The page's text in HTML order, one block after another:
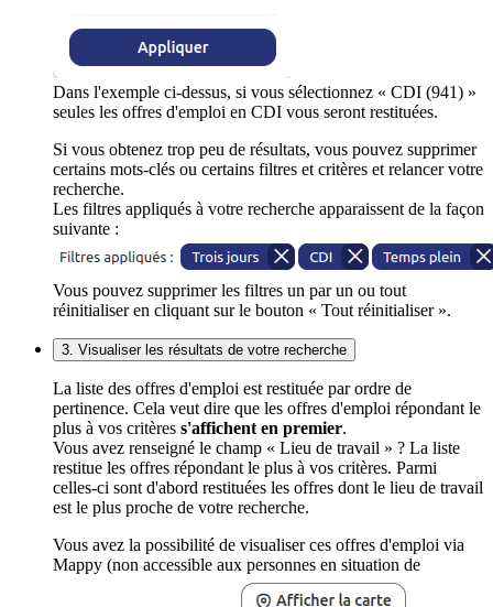
Dans l'exemple ci-dessus, si vous sélectionnez « CDI (941) »
seules les offres d'emploi en CDI vous seront restituées.
Si vous obtenez trop peu de résultats, vous pouvez supprimer
certains mots-clés ou certains filtres et critères et relancer votre
recherche.
Les filtres appliqués à votre recherche apparaissent de la façon
suivante :
Vous pouvez supprimer les filtres un par un ou tout
réinitialiser en cliquant sur le bouton « Tout réinitialiser ».
3. Visualiser les résultats de votre recherche
La liste des offres d'emploi est restituée par ordre de
pertinence. Cela veut dire que les offres d'emploi répondant le
plus à vos critères s'affichent en premier.
Vous avez renseigné le champ « Lieu de travail » ? La liste
restitue les offres répondant le plus à vos critères. Parmi
celles-ci sont d'abord restituées les offres dont le lieu de travail
est le plus proche de votre recherche.
Vous avez la possibilité de visualiser ces offres d'emploi via
Mappy (non accessible aux personnes en situation de